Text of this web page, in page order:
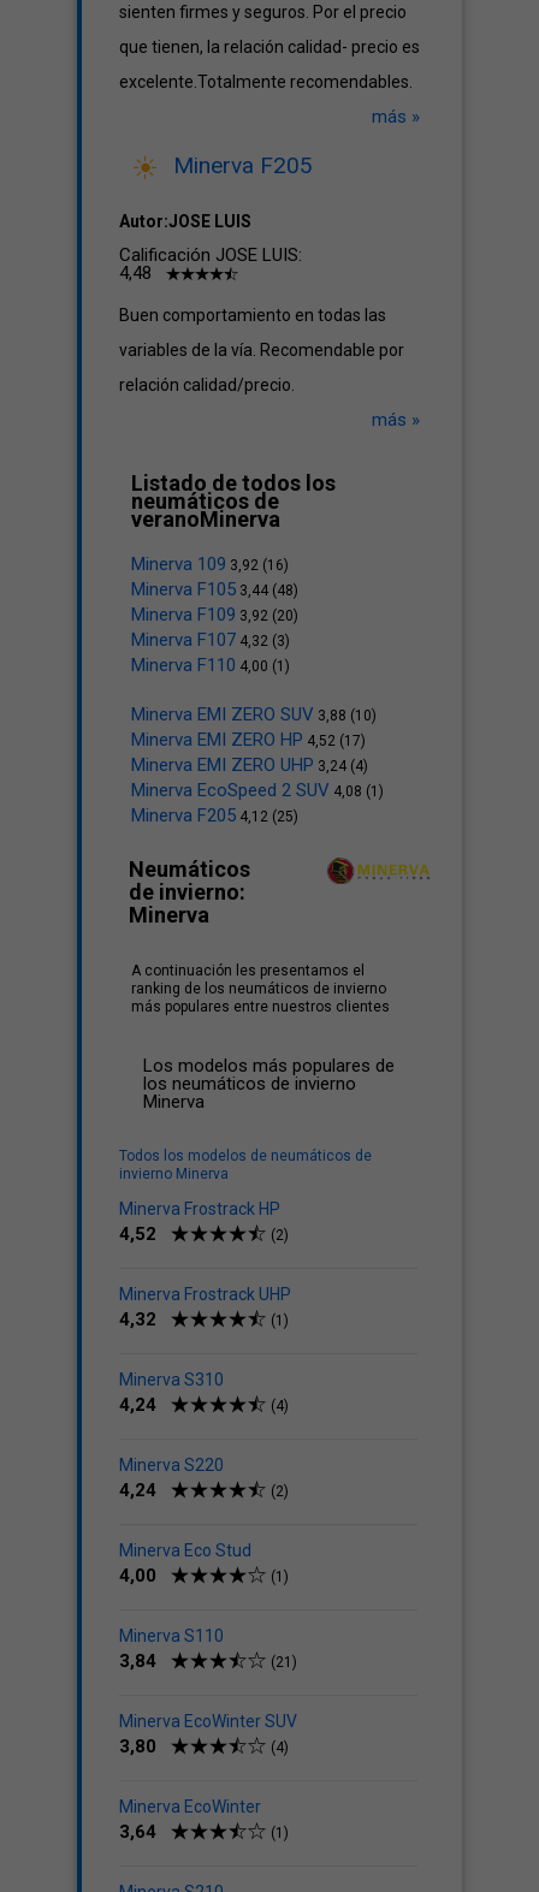
sienten firmes y seguros. Por el precio
que tienen, la relación calidad- precio es
excelente.Totalmente recomendables.
más »
Minerva F205
Autor:JOSE LUIS
Calificación JOSE LUIS:
4,48
Buen comportamiento en todas las
variables de la vía. Recomendable por
relación calidad/precio.
más »
Listado de todos los
neumáticos de
veranoMinerva
Minerva 109 3,92 (16)
Minerva F105 3,44 (48)
Minerva F109 3,92 (20)
Minerva F107 4,32 (3)
Minerva F110 4,00 (1)
Minerva EMI ZERO SUV 3,88 (10)
Minerva EMI ZERO HP 4,52 (17)
Minerva EMI ZERO UHP 3,24 (4)
Minerva EcoSpeed 2 SUV 4,08 (1)
Minerva F205 4,12 (25)
Neumáticos
de invierno:
Minerva
A continuación les presentamos el
ranking de los neumáticos de invierno
más populares entre nuestros clientes
Los modelos más populares de
los neumáticos de invierno
Minerva
Todos los modelos de neumáticos de
invierno Minerva
Minerva Frostrack HP
4,52 (2)
Minerva Frostrack UHP
4,32 (1)
Minerva S310
4,24 (4)
Minerva S220
4,24 (2)
Minerva Eco Stud
4,00 (1)
Minerva S110
3,84 (21)
Minerva EcoWinter SUV
3,80 (4)
Minerva EcoWinter
3,64 (1)